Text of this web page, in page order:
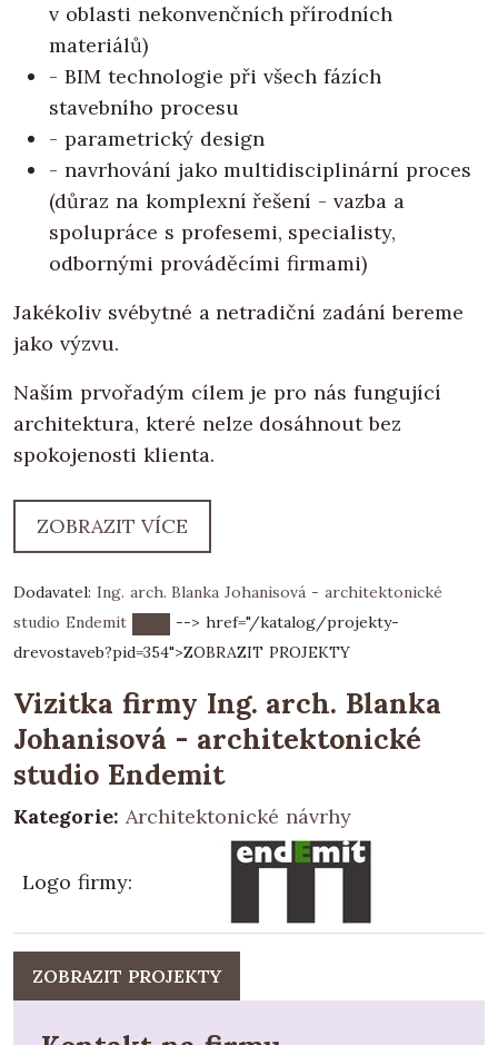
v oblasti nekonvenčních přírodních
materiálů)
- BIM technologie při všech fázích
stavebního procesu
- parametrický design
- navrhování jako multidisciplinární proces
(důraz na komplexní řešení - vazba a
spolupráce s profesemi, specialisty,
odbornými prováděcími firmami)
Jakékoliv svébytné a netradiční zadání bereme
jako výzvu.
Naším prvořadým cílem je pro nás fungující
architektura, které nelze dosáhnout bez
spokojenosti klienta.
ZOBRAZIT VÍCE
Dodavatel: Ing. arch. Blanka Johanisová - architektonické
studio Endemit
--> href="/katalog/projekty-
drevostaveb?pid=354">ZOBRAZIT PROJEKTY
Vizitka firmy Ing. arch. Blanka
Johanisová - architektonické
studio Endemit
Kategorie: Architektonické návrhy
Logo firmy:
ZOBRAZIT PROJEKTY